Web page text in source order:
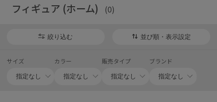
フィギュア (ホーム) (0)
絞り込む 並び順・表示設定
サイズ カラー 販売タイプ ブランド